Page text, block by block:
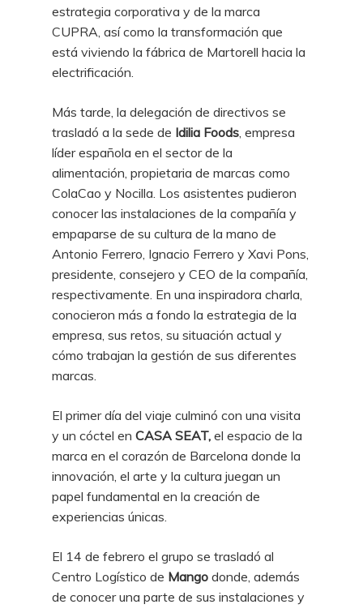
estrategia corporativa y de la marca
CUPRA, así como la transformación que
está viviendo la fábrica de Martorell hacia la
electrificación.
Más tarde, la delegación de directivos se
trasladó a la sede de Idilia Foods , empresa
líder española en el sector de la
alimentación, propietaria de marcas como
ColaCao y Nocilla. Los asistentes pudieron
conocer las instalaciones de la compañía y
empaparse de su cultura de la mano de
Antonio Ferrero, Ignacio Ferrero y Xavi Pons,
presidente, consejero y CEO de la compañía,
respectivamente. En una inspiradora charla,
conocieron más a fondo la estrategia de la
empresa, sus retos, su situación actual y
cómo trabajan la gestión de sus diferentes
marcas.
El primer día del viaje culminó con una visita
y un cóctel enCASA SEAT, el espacio de la
marca en el corazón de Barcelona donde la
innovación, el arte y la cultura juegan un
papel fundamental en la creación de
experiencias únicas.
El 14 de febrero el grupo se trasladó al
Centro Logístico de Mango donde, además
de conocer una parte de sus instalaciones y